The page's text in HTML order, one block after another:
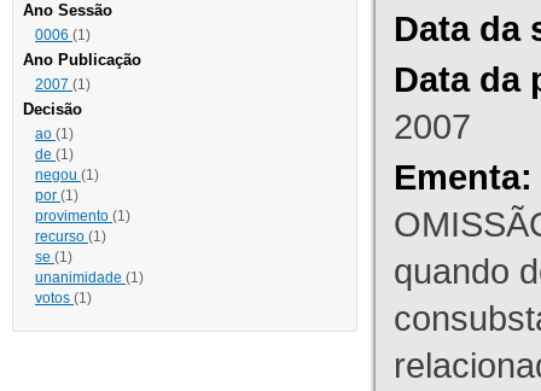
Ano Sessão
0006 (1)
Ano Publicação
2007 (1)
Decisão
ao (1)
de (1)
negou (1)
por (1)
provimento (1)
recurso (1)
se (1)
unanimidade (1)
votos (1)
Data da
Data da
2007
Ementa:
quando